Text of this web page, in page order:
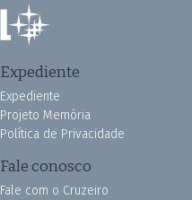
Expediente
Expediente
Projeto Memória
Política de Privacidade
Fale conosco
Fale com o Cruzeiro